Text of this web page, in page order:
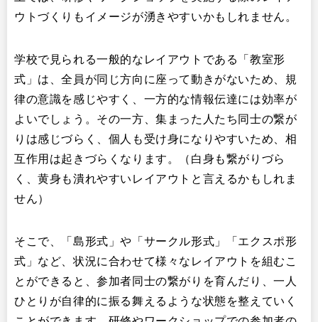
ウトづくりもイメージが湧きやすいかもしれません。
学校で見られる一般的なレイアウトである「教室形
式」は、全員が同じ方向に座って動きがないため、規
律の意識を感じやすく、一方的な情報伝達には効率が
よいでしょう。その一方、集まった人たち同士の繋が
りは感じづらく、個人も受け身になりやすいため、相
互作用は起きづらくなります。（白身も繋がりづら
く、黄身も潰れやすいレイアウトと言えるかもしれま
せん）
そこで、「島形式」や「サークル形式」「エクスポ形
式」など、状況に合わせて様々なレイアウトを組むこ
とができると、参加者同士の繋がりを育んだり、一人
ひとりが自律的に振る舞えるような状態を整えていく